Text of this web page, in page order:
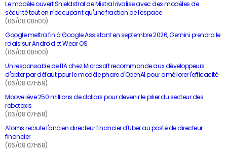
Le modèle ouvert Shieldstral de Mistral rivalise avec des modèles de
sécurité tout en n'occupant qu'une fraction de l'espace
(06/08 08h00)
Google mettra fin à Google Assistant en septembre 2026, Gemini prendra le
relais sur Android et Wear OS
(06/08 08h00)
Un responsable de l'IA chez Microsoft recommande aux développeurs
d'opter par défaut pour le modèle phare d'OpenAI pour améliorer l'efficacité
(06/08 07h59)
Moove lève 250 millions de dollars pour devenir le pilier du secteur des
robotaxis
(06/08 07h58)
Atoms recrute l'ancien directeur financier d'Uber au poste de directeur
financier
(06/08 07h58)